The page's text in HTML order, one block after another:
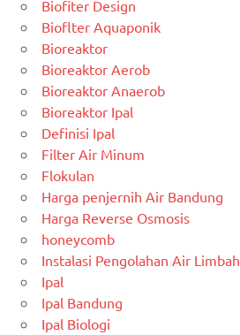
Biofiter Design
Bioflter Aquaponik
Bioreaktor
Bioreaktor Aerob
Bioreaktor Anaerob
Bioreaktor Ipal
Definisi Ipal
Filter Air Minum
Flokulan
Harga penjernih Air Bandung
Harga Reverse Osmosis
honeycomb
Instalasi Pengolahan Air Limbah
Ipal
Ipal Bandung
Ipal Biologi